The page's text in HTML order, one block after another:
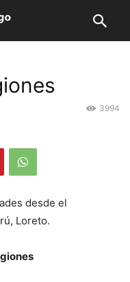
3994
desde el
Loreto.